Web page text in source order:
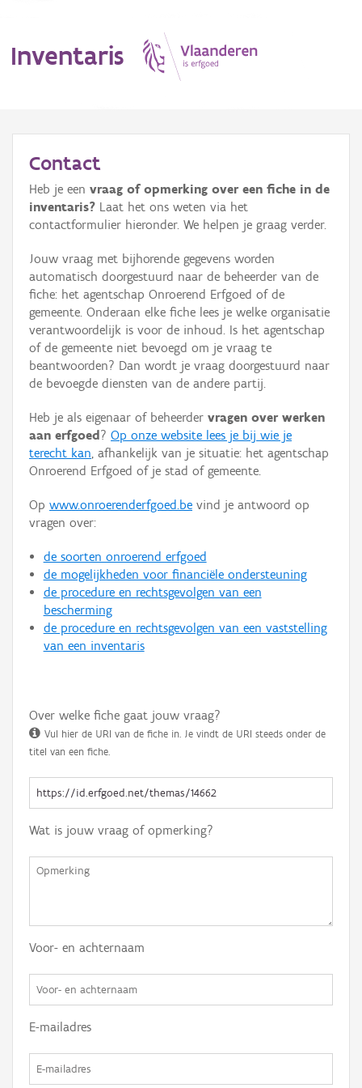
Inventaris
Erfgoedobject
Aanduidingsobject
Waarneming
Thema
Gebeurtenis
Persoon of collectief
Hergebruik
Aanmelden
Contact
Heb je een vraag of opmerking over een fiche in de
inventaris? Laat het ons weten via het
contactformulier hieronder. We helpen je graag verder.
Jouw vraag met bijhorende gegevens worden
automatisch doorgestuurd naar de beheerder van de
fiche: het agentschap Onroerend Erfgoed of de
gemeente. Onderaan elke fiche lees je welke organisatie
verantwoordelijk is voor de inhoud. Is het agentschap
of de gemeente niet bevoegd om je vraag te
beantwoorden? Dan wordt je vraag doorgestuurd naar
de bevoegde diensten van de andere partij.
Heb je als eigenaar of beheerder vragen over werken
aan erfgoed ? Op onze website lees je bij wie je
terecht kan, afhankelijk van je situatie: het agentschap
Onroerend Erfgoed of je stad of gemeente.
Op www.onroerenderfgoed.be vind je antwoord op
vragen over:
de soorten onroerend erfgoed
de mogelijkheden voor financiële ondersteuning
de procedure en rechtsgevolgen van een
bescherming
de procedure en rechtsgevolgen van een vaststelling
van een inventaris
Over welke fiche gaat jouw vraag?
Vul hier de URI van de fiche in. Je vindt de URI steeds onder de
titel van een fiche.
Wat is jouw vraag of opmerking?
Voor- en achternaam
E-mailadres